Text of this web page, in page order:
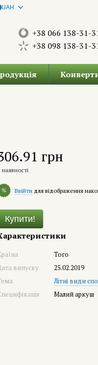
UAH
+38 066 138-31-
+38 098 138-31-
грн
наявності
% Ввійти для відображення
Купити!
Того
випуску
25.02.2019
Літні види
Малий аркуш